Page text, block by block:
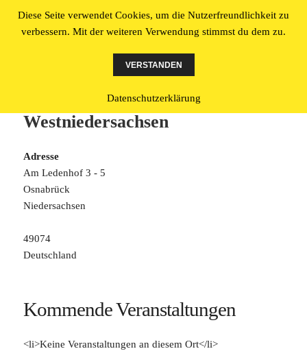
Literatur made in Osnabrück
Ledenhof – Literaturbüro
Westniedersachsen
Adresse
Am Ledenhof 3 - 5
Osnabrück
Niedersachsen
49074
Deutschland
Kommende Veranstaltungen
<li>Keine Veranstaltungen an diesem Ort</li>
Diese Seite verwendet Cookies, um die Nutzerfreundlichkeit zu
verbessern. Mit der weiteren Verwendung stimmst du dem zu.
VERSTANDEN
Datenschutzerklärung